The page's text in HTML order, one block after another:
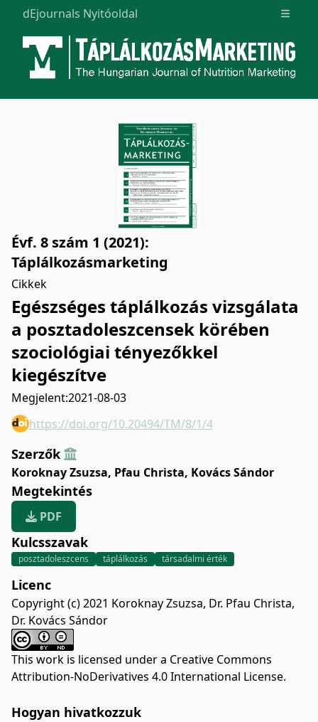
dEjournals Nyitóoldal Open
Évf. 8 szám 1 (2021):
Táplálkozásmarketing
Cikkek
Egészséges táplálkozás vizsgálata
a posztadoleszcensek körében
szociológiai tényezőkkel
kiegészítve
Megjelent:2021-08-03
https://doi.org/10.20494/TM/8/1/4
Szerzők
Koroknay Zsuzsa, Pfau Christa, Kovács Sándor
Megtekintés
PDF
Kulcsszavak
posztadoleszcens táplálkozás társadalmi érték
Licenc
Copyright (c) 2021 Koroknay Zsuzsa, Dr. Pfau Christa,
Dr. Kovács Sándor
This work is licensed under a Creative Commons
Attribution-NoDerivatives 4.0 International License.
Hogyan hivatkozzuk